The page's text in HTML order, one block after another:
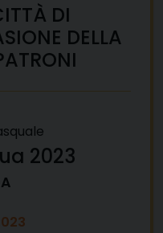
DI
DELLA
2023